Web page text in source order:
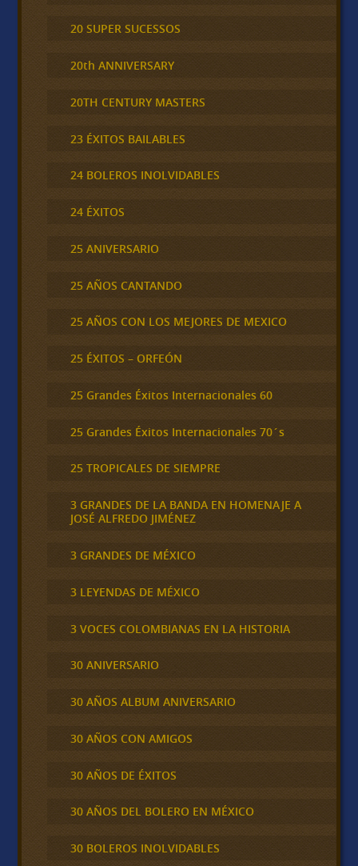
20 SUPER SUCESSOS
20th ANNIVERSARY
20TH CENTURY MASTERS
23 ÉXITOS BAILABLES
24 BOLEROS INOLVIDABLES
24 ÉXITOS
25 ANIVERSARIO
25 AÑOS CANTANDO
25 AÑOS CON LOS MEJORES DE MEXICO
25 ÉXITOS – ORFEÓN
25 Grandes Éxitos Internacionales 60
25 Grandes Éxitos Internacionales 70´s
25 TROPICALES DE SIEMPRE
3 GRANDES DE LA BANDA EN HOMENAJE A
JOSÉ ALFREDO JIMÉNEZ
3 GRANDES DE MÉXICO
3 LEYENDAS DE MÉXICO
3 VOCES COLOMBIANAS EN LA HISTORIA
30 ANIVERSARIO
30 AÑOS ALBUM ANIVERSARIO
30 AÑOS CON AMIGOS
30 AÑOS DE ÉXITOS
30 AÑOS DEL BOLERO EN MÉXICO
30 BOLEROS INOLVIDABLES